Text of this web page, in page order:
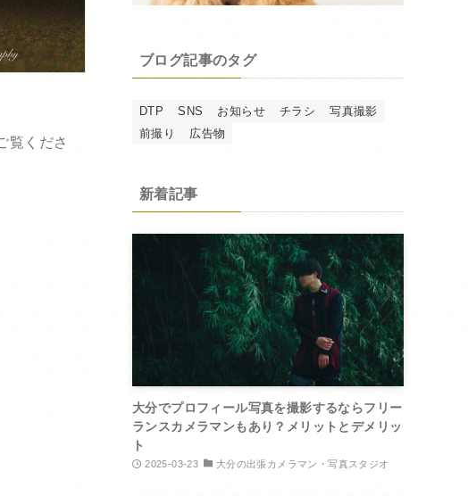
覧くださ
ブログ記事のタグ
DTP SNS お知らせ チラシ
写真撮影
前撮り
広告物
新着記事
大分でプロフィール写真を撮影するならフリー
ランスカメラマンもあり？メリットとデメリッ
ト
2025-03-23 大分の出張カメラマン・写真スタジオ